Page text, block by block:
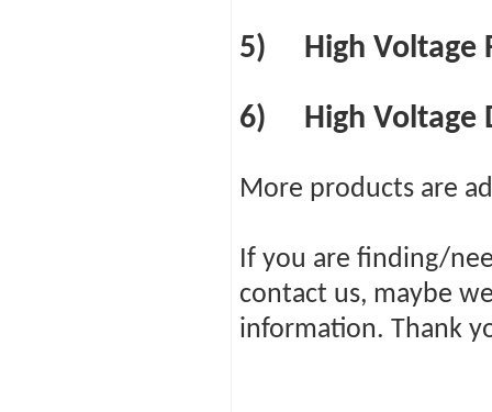
5) High Voltage
6) High Voltage
More products are
If you are finding/
contact us, maybe
information. Thank